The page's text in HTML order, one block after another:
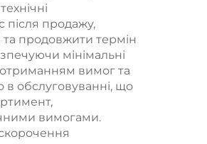
після продажу,
та продовжити термін
мінімальні
вимог та
в обслуговуванні, що
вимогами.